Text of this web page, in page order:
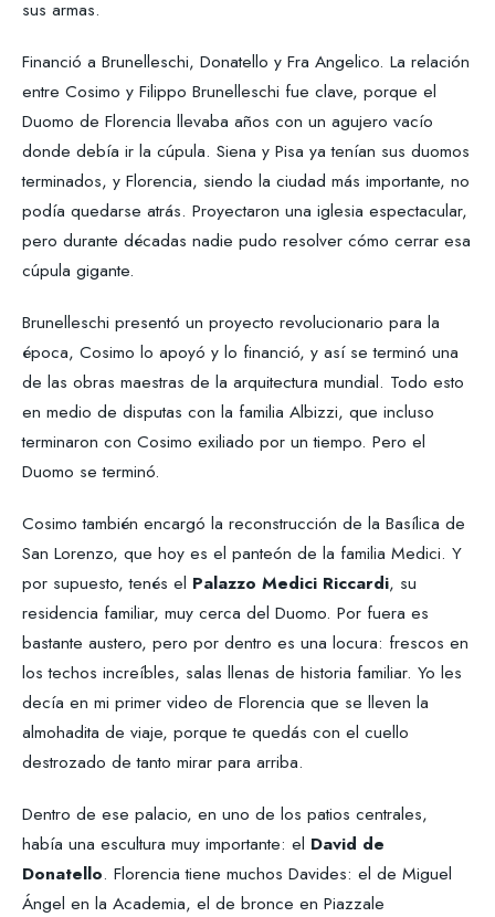
sus armas.
Financió a Brunelleschi, Donatello y Fra Angelico. La relación
entre Cosimo y Filippo Brunelleschi fue clave, porque el
Duomo de Florencia llevaba años con un agujero vacío
donde debía ir la cúpula. Siena y Pisa ya tenían sus duomos
terminados, y Florencia, siendo la ciudad más importante, no
podía quedarse atrás. Proyectaron una iglesia espectacular,
pero durante décadas nadie pudo resolver cómo cerrar esa
cúpula gigante.
Brunelleschi presentó un proyecto revolucionario para la
época, Cosimo lo apoyó y lo financió, y así se terminó una
de las obras maestras de la arquitectura mundial. Todo esto
en medio de disputas con la familia Albizzi, que incluso
terminaron con Cosimo exiliado por un tiempo. Pero el
Duomo se terminó.
Cosimo también encargó la reconstrucción de la Basílica de
San Lorenzo, que hoy es el panteón de la familia Medici. Y
por supuesto, tenés el Palazzo Medici Riccardi, su
residencia familiar, muy cerca del Duomo. Por fuera es
bastante austero, pero por dentro es una locura: frescos en
los techos increíbles, salas llenas de historia familiar. Yo les
decía en mi primer video de Florencia que se lleven la
almohadita de viaje, porque te quedás con el cuello
destrozado de tanto mirar para arriba.
Dentro de ese palacio, en uno de los patios centrales,
había una escultura muy importante: el David de
Donatello. Florencia tiene muchos Davides: el de Miguel
Ángel en la Academia, el de bronce en Piazzale